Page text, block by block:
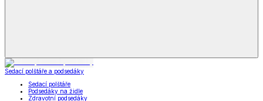
Sedací polštáře a podsedáky
Sedací polštáře
Podsedáky na židle
Zdravotní podsedáky